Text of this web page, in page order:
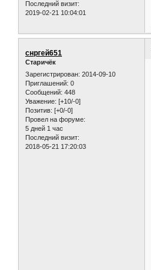
Последний визит:
2019-02-21 10:04:01
снргей651
Старичёк
Зарегистрирован: 2014-09-10
Приглашений: 0
Сообщений: 448
Уважение: [+10/-0]
Позитив: [+0/-0]
Провел на форуме:
5 дней 1 час
Последний визит:
2018-05-21 17:20:03